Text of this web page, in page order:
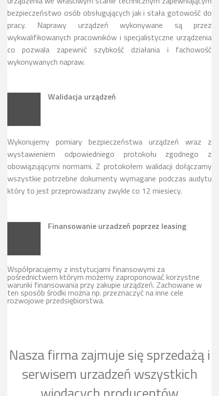
bezpieczeństwo osób obsługujących jak i stała gotowość do
pracy. Naprawy urządzeń wykonywane są przez
wykwalifikowanych pracowników i specjalistyczne urządzenia
co pozwala zapewnić szybkość działania i fachowość
wykonywanych napraw.
Walidacja urządzeń
Wykonujemy pomiary bezpieczeństwa urządzeń wraz z
wystawieniem odpowiedniego protokołu zgodnego z
obowiązującymi normami. Z protokołem walidacji dołączamy
wszystkie potrzebne dokumenty wymagane podczas audytu
który to jest przeprowadzany zwykle co 12 miesiecy.
Finansowanie urzadzeń poprzez leasing
Współpracujemy z instytucjami finansowymi za
pośrednictwem którym możemy zaproponować korzystne
warunki finansowania przy zakupie urządzeń. Zachowane w
ten sposób środki można np. przeznaczyć na inne cele
rozwojowe przedsiębiorstwa.
Nasza firma zajmuje się sprzedażą i
serwisem urzadzeń wszystkich